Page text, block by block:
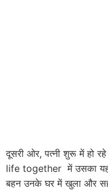
दूसरी ओर, पत्नी शुरू में हो
life together में उसका यह
बहन उनके घर में खुला और